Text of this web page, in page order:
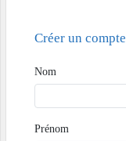
Créer un compte
Nom
Prénom